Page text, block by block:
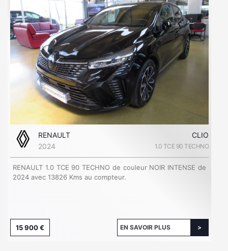
RENAULT
CLIO
2024
1.0 TCE 90 TECHNO
RENAULT 1.0 TCE 90 TECHNO de couleur NOIR INTENSE de
2024 avec 13826 Kms au compteur.
15 900 € EN SAVOIR PLUS